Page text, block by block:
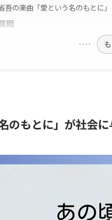
吾の楽曲「愛という名のもとに」
問
のもとに」が社会